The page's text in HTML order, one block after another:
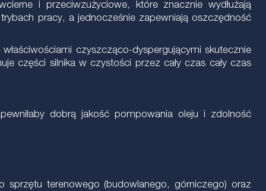
i przeciwzużyciowe, które znacznie wydłużają
pracy, a jednocześnie zapewniają oszczędność
czyszcząco-dyspergującymi skutecznie
części silnika w czystości przez cały czas cały czas
dobrą jakość pompowania oleju i zdolność
sprzętu terenowego (budowlanego, górniczego) oraz